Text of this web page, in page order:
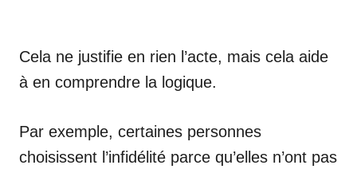
Cela ne justifie en rien l’acte, mais cela aide
à en comprendre la logique.
Par exemple, certaines personnes
choisissent l’infidélité parce qu’elles n’ont pas